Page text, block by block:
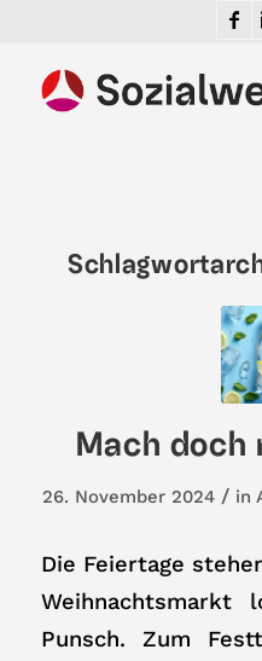
Mach doch
26. November 2024 / in
Die Feiertage
Weihnachtsmarkt
Punsch. Zum